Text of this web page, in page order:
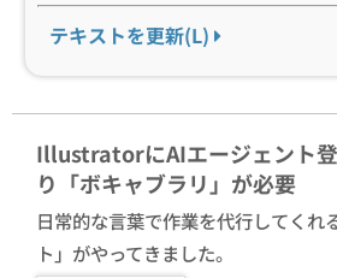
テキストを更新(L)
IllustratorにAIエージェント
り「ボキャブラリ」が必要
日常的な言葉で作業を代行してくれ
ト」がやってきました。